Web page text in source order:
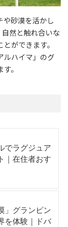
や砂漠を活かし
然と触れ合いな
ができます。
ルハイマ」のグ
。
でラグジュア
｜在住者おす
」グランピン
を体験｜ドバ